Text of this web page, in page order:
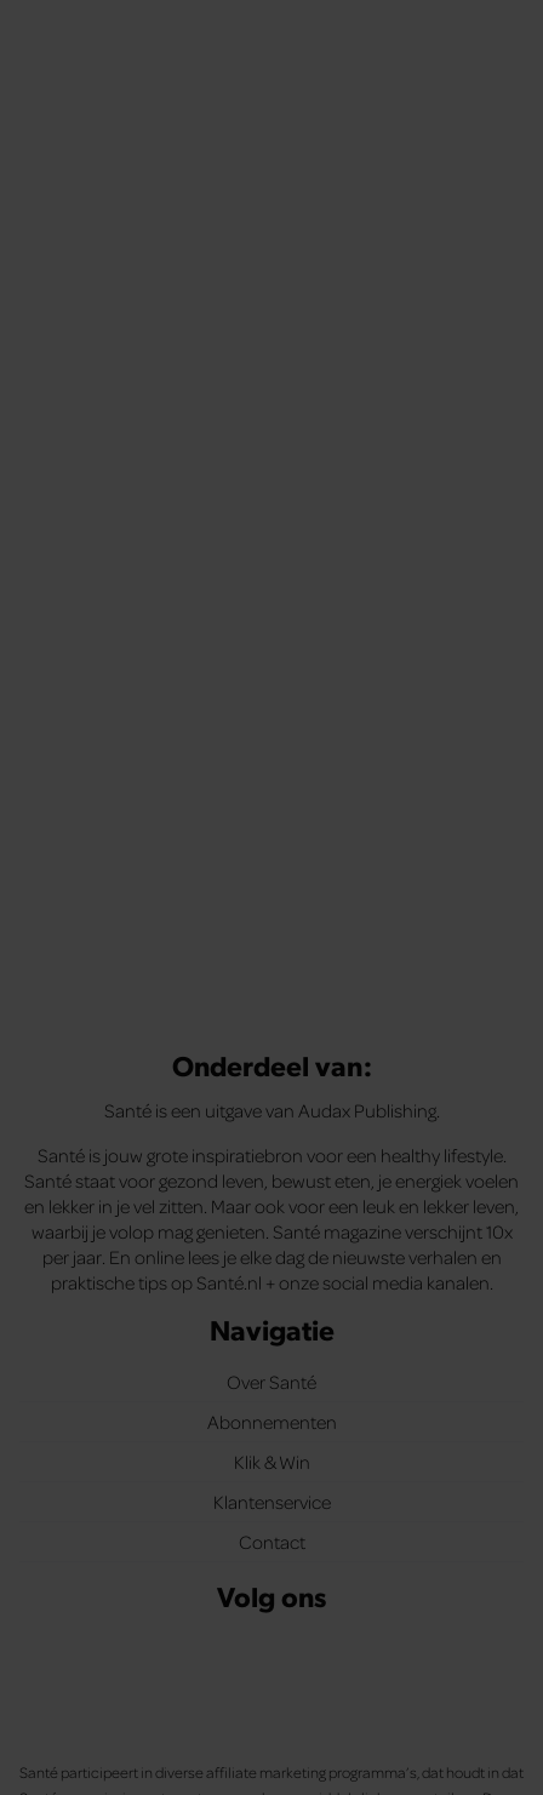
Onderdeel van:
Santé is een uitgave van Audax Publishing.
Santé is jouw grote inspiratiebron voor een healthy lifestyle.
Santé staat voor gezond leven, bewust eten, je energiek voelen
en lekker in je vel zitten. Maar ook voor een leuk en lekker leven,
waarbij je volop mag genieten. Santé magazine verschijnt 10x
per jaar. En online lees je elke dag de nieuwste verhalen en
praktische tips op Santé.nl + onze social media kanalen.
Navigatie
Over Santé
Abonnementen
Klik & Win
Klantenservice
Contact
Volg ons
Santé participeert in diverse affiliate marketing programma’s, dat houdt in dat